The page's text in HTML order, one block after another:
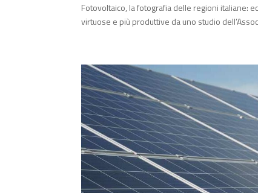
Fotovoltaico, la fotografia delle regioni italiane:
virtuose e più produttive da uno studio